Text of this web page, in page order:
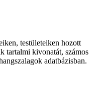
testületeiken hozott
tartalmi kivonatát, számos
adatbázisban.